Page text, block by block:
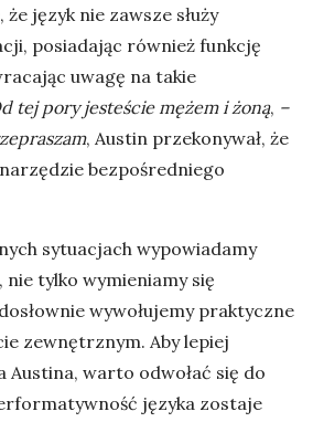
język nie zawsze służy
posiadając również funkcję
uwagę na takie
tej pory jesteście mężem i żoną, –
, Austin przekonywał, że
bezpośredniego
sytuacjach wypowiadamy
nie tylko wymieniamy się
wywołujemy praktyczne
zewnętrznym. Aby lepiej
Austina, warto odwołać się do
języka zostaje